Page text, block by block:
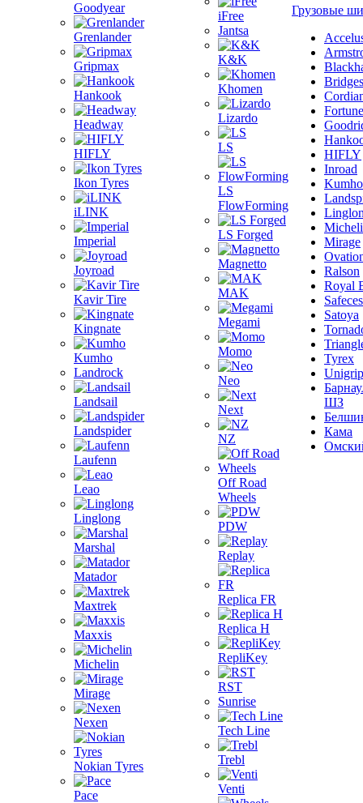
Goodyear
Grenlander
Gripmax
Hankook
Headway
HIFLY
Ikon Tyres
iLINK
Imperial
Joyroad
Kavir Tire
Kingnate
Kumho
Landrock
Landsail
Landspider
Laufenn
Leao
Linglong
Marshal
Matador
Maxtrek
Maxxis
Michelin
Mirage
Nexen
Nokian Tyres
Pace
iFree
Jantsa
K&K
Khomen
Lizardo
LS
LS
FlowForming
LS Forged
Magnetto
MAK
Megami
Momo
Neo
Next
NZ
Off Road
Wheels
PDW
Replay
Replica FR
Replica H
RepliKey
RST
Sunrise
Tech Line
Trebl
Venti
Грузовые
Fortune
HIFLY
Inroad
Kumho
Mirage
Ralson
Royal
Satoya
Tyrex
Unigrip
ШЗ
Кама